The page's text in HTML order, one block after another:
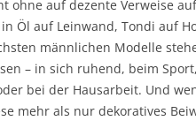
ohne auf dezente Verweise
Öl auf Leinwand, Tondi auf
männlichen Modelle
– in sich ruhend, beim
bei der Hausarbeit. Und
mehr als nur dekoratives